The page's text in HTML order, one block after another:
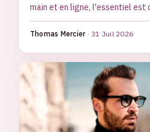
main et en ligne, l'essentiel est
pièces qui durent et qui vous
Thomas Mercier ·31 Juil 2026